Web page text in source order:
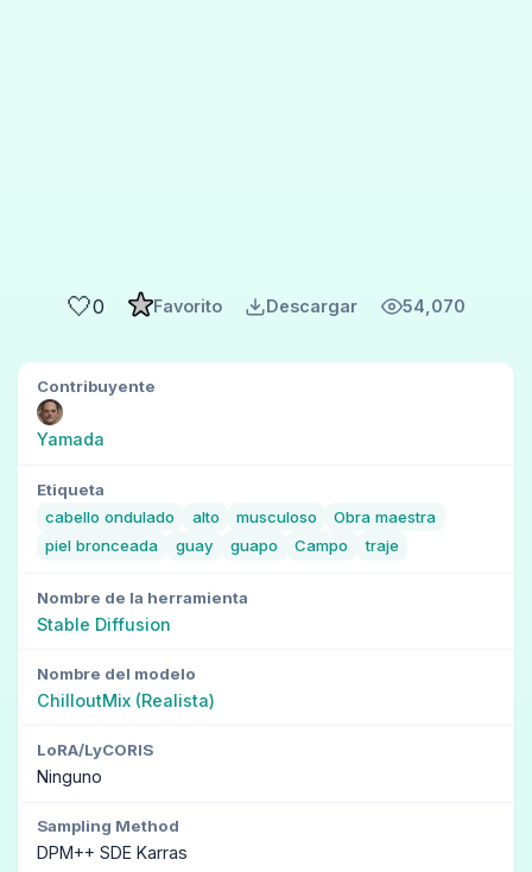
🤍0 Favorito Descargar 54,070
Contribuyente
Yamada
Etiqueta
cabello ondulado
alto musculoso
Obra maestra
piel bronceada
guay guapo Campo traje
Nombre de la herramienta
Stable Diffusion
Nombre del modelo
ChilloutMix (Realista)
LoRA/LyCORIS
Ninguno
Sampling Method
DPM++ SDE Karras